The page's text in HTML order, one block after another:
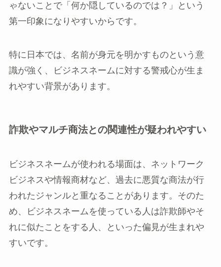
ゃないことで「何か隠しているのでは？」という
第一印象になりやすいからです。
特に日本では、名前が身元を明かすものという意
識が強く、ビジネスネームに対する警戒心が生ま
れやすい背景があります。
詐欺やマルチ商法との関連性が疑われやすい
ビジネスネームが使われる場面は、ネットワーク
ビジネスや情報商材など、過去に悪質な商法が行
われたジャンルと重なることがあります。そのた
め、ビジネスネームを使っている人は詐欺師やそ
れに似たことをする人、といった偏見が生まれや
すいです。